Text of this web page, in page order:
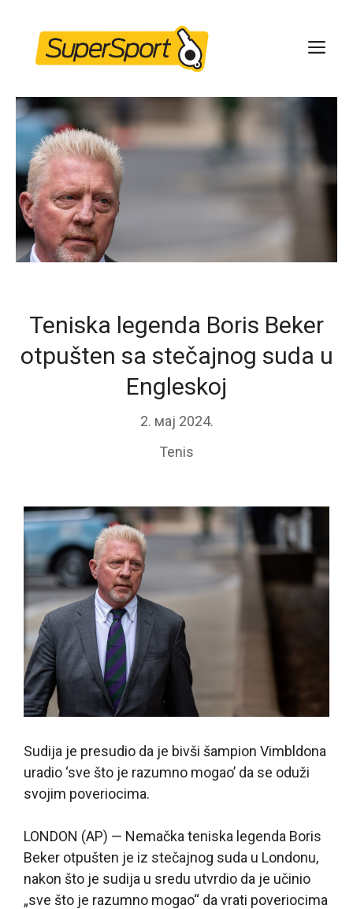
content
Teniska legenda Boris Beker
otpušten sa stečajnog suda u
Engleskoj
2. мај 2024.
Tenis
Sudija je presudio da je bivši šampion Vimbldona
uradio ‘sve što je razumno mogao’ da se oduži
svojim poveriocima.
LONDON (AP) — Nemačka teniska legenda Boris
Beker otpušten je iz stečajnog suda u Londonu,
nakon što je sudija u sredu utvrdio da je učinio
„sve što je razumno mogao“ da vrati poveriocima